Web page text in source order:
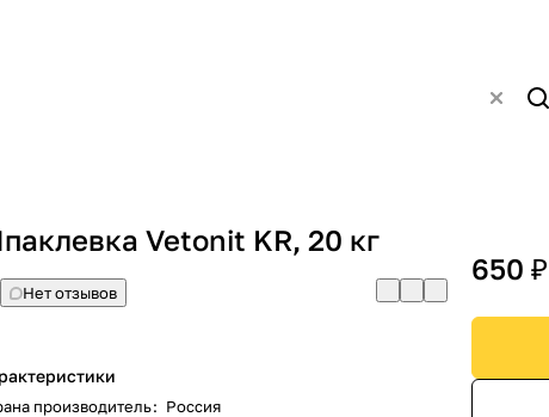
Vetonit KR, 20 кг
Нет отзывов
производитель: Россия
650 ₽